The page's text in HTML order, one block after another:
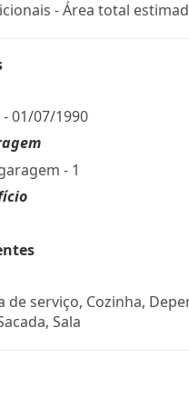
- Área total
01/07/1990
- 1
de serviço, Cozinha,
Sala